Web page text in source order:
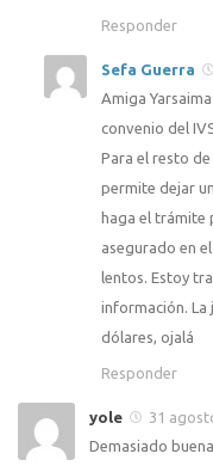
Responder
Sefa Guerra
Amiga
convenio del
Para el resto
permite dejar
haga el trámite
asegurado en
lentos. Estoy
información. La
dólares, ojalá
Responder
yole
31
Demasiado